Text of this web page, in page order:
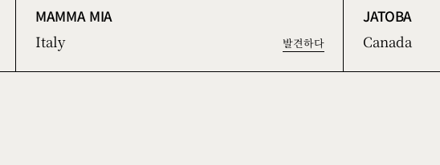
MAMMA MIA
Italy 발견하다
JATOBA
Canada